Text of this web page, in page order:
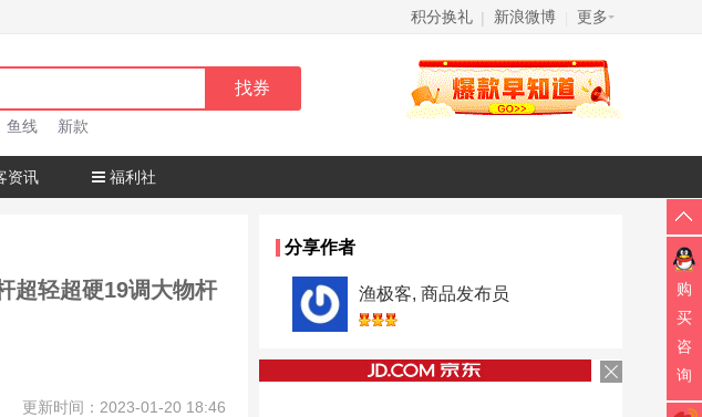
积分换礼 | 新浪微博 更多
鱼线 新款
资讯 福利社
超轻超硬19调大物杆
更新时间：2023-01-20 18:46
分享作者
渔极客, 商品发布员
购
买
咨
询